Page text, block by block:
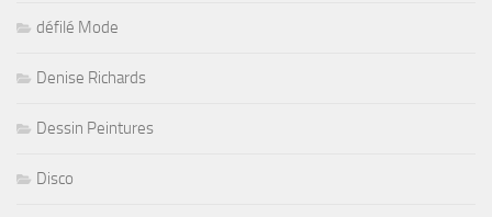
défilé Mode
Denise Richards
Dessin Peintures
Disco